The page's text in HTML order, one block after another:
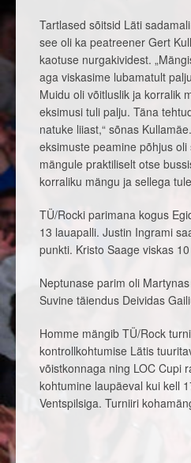
Tartlased sõitsid Läti
see oli ka peatreener Gert
kaotuse nurgakividest.
aga viskasime lubamatult
Muidu oli võitluslik ja korralik
eksimusi tuli palju. Täna
natuke liiast,“ sõnas
eksimuste peamine põhjus
mängule praktiliselt otse
korraliku mängu ja sellega
TÜ/Rocki parimana kogus
13 lauapalli. Justin Ingrami
punkti. Kristo Saage viskas
Neptunase parim oli
Suvine täiendus Deividas
Homme mängib TÜ/Rock
kontrollkohtumise Lätis
võistkonnaga ning LOC Cupi
kohtumine laupäeval kui kell
Ventspilsiga. Turniiri